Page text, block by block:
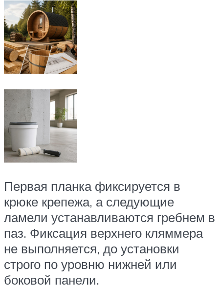
Первая планка фиксируется в
крюке крепежа, а следующие
ламели устанавливаются гребнем в
паз. Фиксация верхнего кляммера
не выполняется, до установки
строго по уровню нижней или
боковой панели.